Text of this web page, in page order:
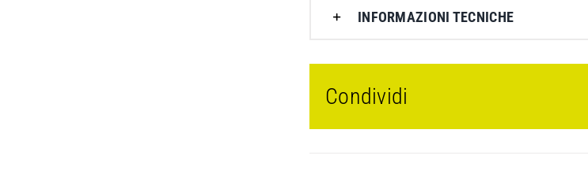
INFORMAZIONI TECNICHE
Condividi